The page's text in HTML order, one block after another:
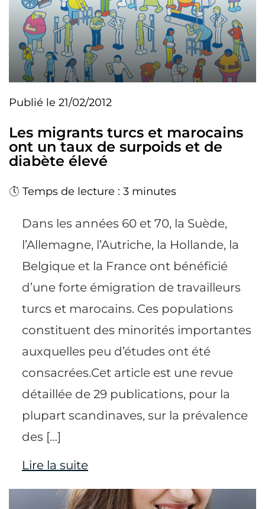
Publié le 21/02/2012
Les migrants turcs et marocains
ont un taux de surpoids et de
diabète élevé
Temps de lecture : 3 minutes
Dans les années 60 et 70, la Suède,
l’Allemagne, l’Autriche, la Hollande, la
Belgique et la France ont bénéficié
d’une forte émigration de travailleurs
turcs et marocains. Ces populations
constituent des minorités importantes
auxquelles peu d’études ont été
consacrées.Cet article est une revue
détaillée de 29 publications, pour la
plupart scandinaves, sur la prévalence
des […]
Lire la suite